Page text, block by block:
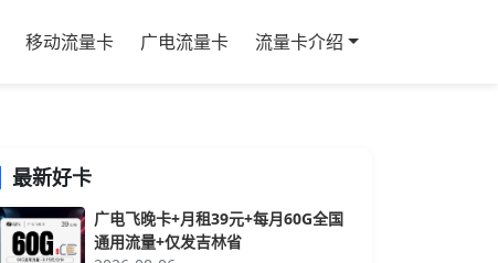
移动流量卡 广电流量卡 流量卡介绍
最新好卡
广电飞晚卡+月租39元+每月60G全国
通用流量+仅发吉林省